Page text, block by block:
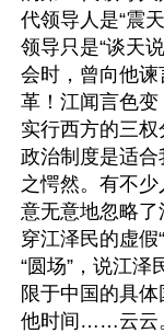
代领导人是“震
领导只是“谈天
会时，曾向他
革！江闻言色
实行西方的三
政治制度是适
之愕然。有不
意无意地忽略
穿江泽民的虚假
“圆场”，说江
限于中国的具
他时间……云云